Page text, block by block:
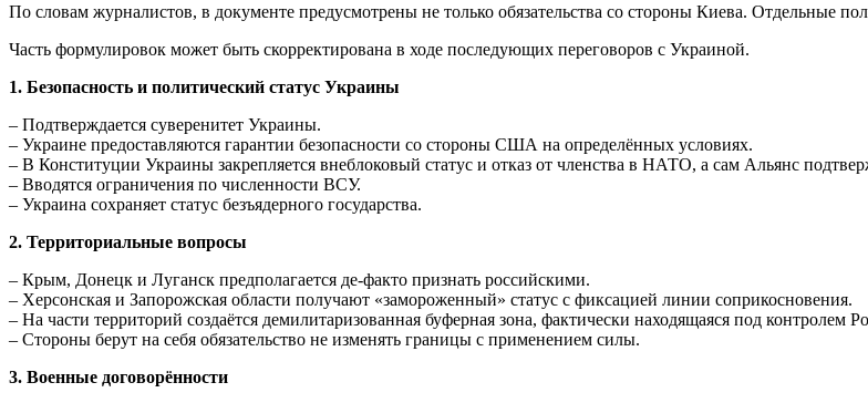
По словам журналистов, в документе предусмотрены не только обязательства со стороны Киева. Отдельные
Часть формулировок может быть скорректирована в ходе последующих переговоров с Украиной.
1. Безопасность и политический статус Украины
– Подтверждается суверенитет Украины.
– Украине предоставляются гарантии безопасности со стороны США на определённых условиях.
– В Конституции Украины закрепляется внеблоковый статус и отказ от членства в НАТО, а сам Альянс
– Вводятся ограничения по численности ВСУ.
– Украина сохраняет статус безъядерного государства.
2. Территориальные вопросы
– Крым, Донецк и Луганск предполагается де-факто признать российскими.
– Херсонская и Запорожская области получают «замороженный» статус с фиксацией линии соприкосновения.
– На части территорий создаётся демилитаризованная буферная зона, фактически находящаяся под контролем
– Стороны берут на себя обязательство не изменять границы с применением силы.
3. Военные договорённости